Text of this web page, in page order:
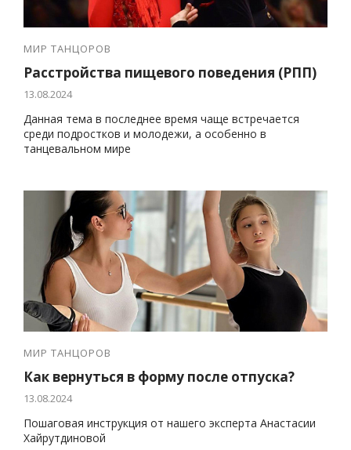
МИР ТАНЦОРОВ
Расстройства пищевого поведения (РПП)
13.08.2024
Данная тема в последнее время чаще встречается
среди подростков и молодежи, а особенно в
танцевальном мире
МИР ТАНЦОРОВ
Как вернуться в форму после отпуска?
13.08.2024
Пошаговая инструкция от нашего эксперта Анастасии
Хайрутдиновой